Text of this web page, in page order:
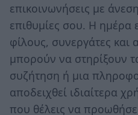
επικοινωνήσεις με άνεση
επιθυμίες σου. Η ημέρα
φίλους, συνεργάτες
μπορούν να στηρίξουν
συζήτηση ή μια
αποδειχθεί ιδιαίτερα
που θέλεις να